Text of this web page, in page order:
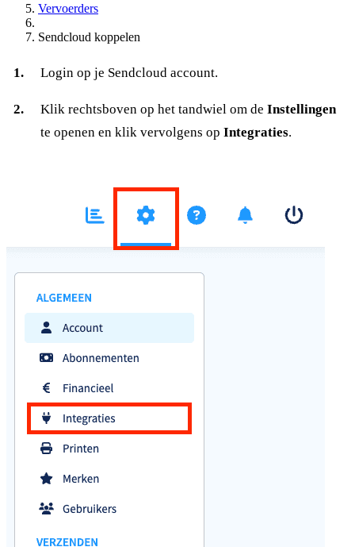
Vervoerders
Sendcloud koppelen
Login op je Sendcloud account.
Klik rechtsboven op het tandwiel om de Instellingen
te openen en klik vervolgens op Integraties.